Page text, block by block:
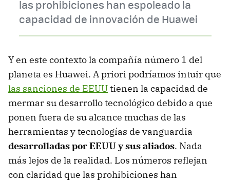
las prohibiciones han espoleado la
capacidad de innovación de Huawei
Y en este contexto la compañía número 1 del
planeta es Huawei. A priori podríamos intuir que
las sanciones de EEUUtienen la capacidad de
mermar su desarrollo tecnológico debido a que
ponen fuera de su alcance muchas de las
herramientas y tecnologías de vanguardia
desarrolladas por EEUU y sus aliados. Nada
más lejos de la realidad. Los números reflejan
con claridad que las prohibiciones han